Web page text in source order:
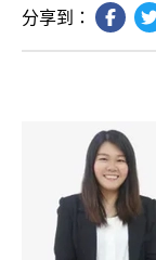
分享到：